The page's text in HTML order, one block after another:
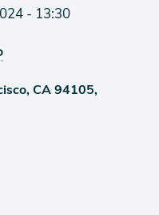
- 13:30